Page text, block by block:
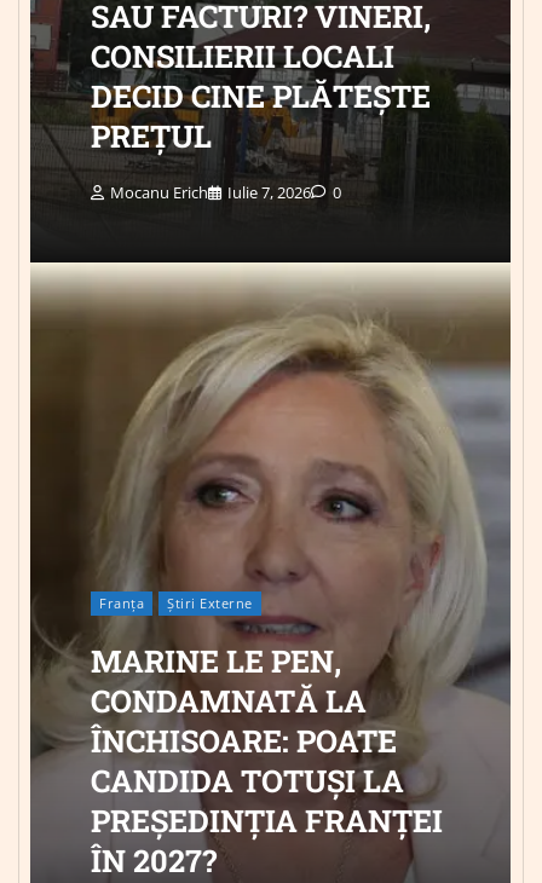
SAU FACTURI? VINERI,
CONSILIERII LOCALI
DECID CINE PLĂTEȘTE
PREȚUL
Mocanu Erich Iulie 7, 2026 0
Franța Știri Externe
MARINE LE PEN,
CONDAMNATĂ LA
ÎNCHISOARE: POATE
CANDIDA TOTUȘI LA
PREȘEDINȚIA FRANȚEI
ÎN 2027?